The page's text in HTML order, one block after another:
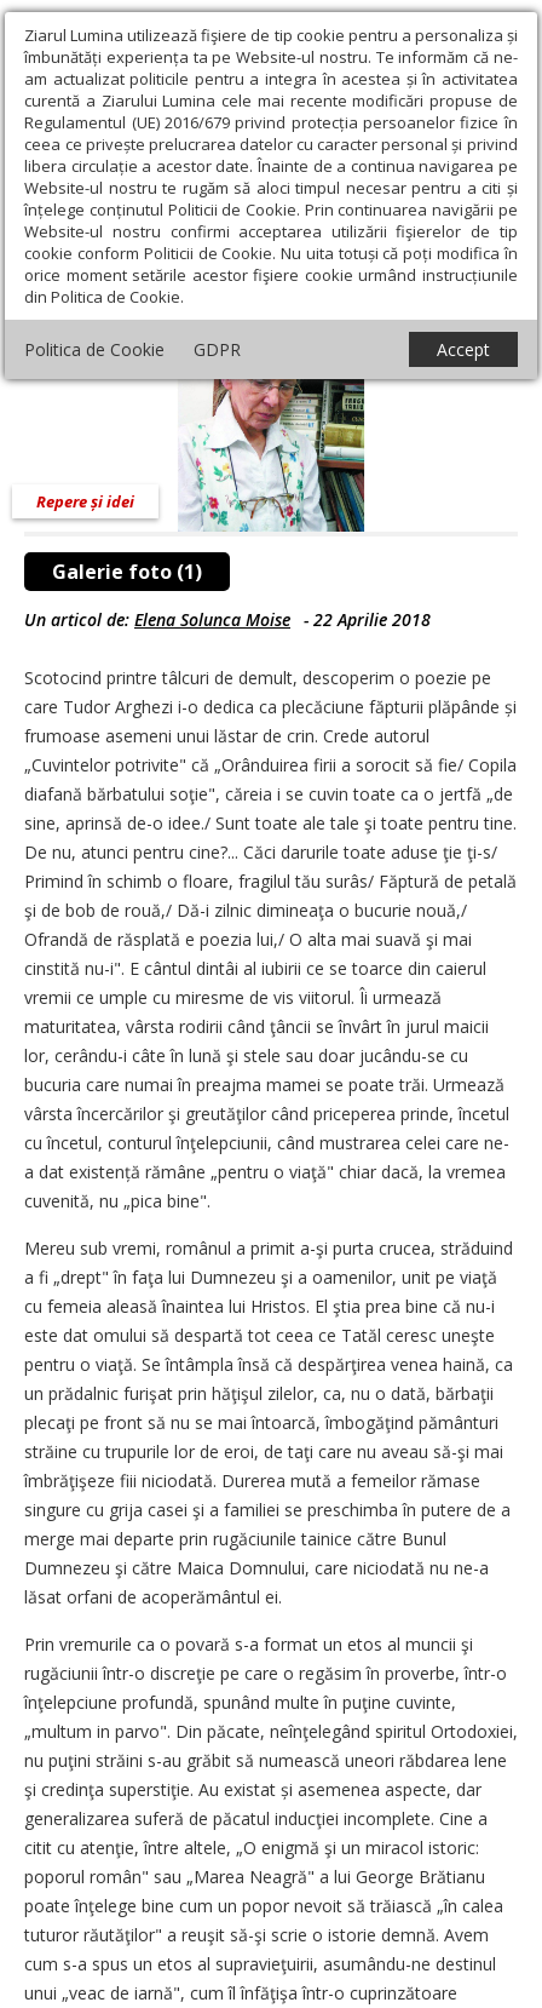
Ziarul Lumina utilizează fişiere de tip cookie pentru a personaliza și
îmbunătăți experiența ta pe Website-ul nostru. Te informăm că ne-
am actualizat politicile pentru a integra în acestea și în activitatea
curentă a Ziarului Lumina cele mai recente modificări propuse de
Regulamentul (UE) 2016/679 privind protecția persoanelor fizice în
ceea ce privește prelucrarea datelor cu caracter personal și privind
libera circulație a acestor date. Înainte de a continua navigarea pe
Website-ul nostru te rugăm să aloci timpul necesar pentru a citi și
înțelege conținutul Politicii de Cookie. Prin continuarea navigării pe
Website-ul nostru confirmi acceptarea utilizării fişierelor de tip
cookie conform Politicii de Cookie. Nu uita totuși că poți modifica în
orice moment setările acestor fişiere cookie urmând instrucțiunile
din Politica de Cookie.
Politica de Cookie GDPR Accept
Ziarul Lumina › Opinii › Repere și idei › „Orânduirea firii a
sorocit să fie…”
„Orânduirea firii a sorocit să fie…”
Galerie foto (1)
Repere și idei
Un articol de: Elena Solunca Moise - 22 Aprilie 2018
Scotocind printre tâlcuri de demult, descoperim o poezie pe
care Tudor Arghezi i-o dedica ca plecăciune făpturii plăpânde și
frumoase asemeni unui lăstar de crin. Crede autorul
„Cuvintelor potrivite" că „Orânduirea firii a sorocit să fie/ Copila
diafană bărbatului soţie", căreia i se cuvin toate ca o jertfă „de
sine, aprinsă de-o idee./ Sunt toate ale tale şi toate pentru tine.
De nu, atunci pentru cine?... Căci darurile toate aduse ţie ţi-s/
Primind în schimb o floare, fragilul tău surâs/ Făptură de petală
şi de bob de rouă,/ Dă-i zilnic dimineaţa o bucurie nouă,/
Ofrandă de răsplată e poezia lui,/ O alta mai suavă şi mai
cinstită nu-i". E cântul dintâi al iubirii ce se toarce din caierul
vremii ce umple cu miresme de vis viitorul. Îi urmează
maturitatea, vârsta rodirii când ţâncii se învârt în jurul maicii
lor, cerându-i câte în lună şi stele sau doar jucându-se cu
bucuria care numai în preajma mamei se poate trăi. Urmează
vârsta încercărilor şi greutăţilor când priceperea prinde, încetul
cu încetul, conturul înţelepciunii, când mustrarea celei care ne-
a dat existență rămâne „pentru o viaţă" chiar dacă, la vremea
cuvenită, nu „pica bine".
Mereu sub vremi, românul a primit a-şi purta crucea, străduind
a fi „drept" în faţa lui Dumnezeu şi a oamenilor, unit pe viaţă
cu femeia aleasă înaintea lui Hristos. El ştia prea bine că nu-i
este dat omului să despartă tot ceea ce Tatăl ceresc uneşte
pentru o viaţă. Se întâmpla însă că despărţirea venea haină, ca
un prădalnic furişat prin hăţişul zilelor, ca, nu o dată, bărbaţii
plecaţi pe front să nu se mai întoarcă, îmbogăţind pământuri
străine cu trupurile lor de eroi, de taţi care nu aveau să-şi mai
îmbrăţişeze fiii niciodată. Durerea mută a femeilor rămase
singure cu grija casei şi a familiei se preschimba în putere de a
merge mai departe prin rugăciunile tainice către Bunul
Dumnezeu şi către Maica Domnului, care niciodată nu ne-a
lăsat orfani de acoperământul ei.
Prin vremurile ca o povară s-a format un etos al muncii şi
rugăciunii într-o discreţie pe care o regăsim în proverbe, într-o
înţelepciune profundă, spunând multe în puţine cuvinte,
„multum in parvo". Din păcate, neînţelegând spiritul Ortodoxiei,
nu puţini străini s-au grăbit să numească uneori răbdarea lene
şi credinţa superstiţie. Au existat și asemenea aspecte, dar
generalizarea suferă de păcatul inducţiei incomplete. Cine a
citit cu atenţie, între altele, „O enigmă şi un miracol istoric:
poporul român" sau „Marea Neagră" a lui George Brătianu
poate înţelege bine cum un popor nevoit să trăiască „în calea
tuturor răutăţilor" a reuşit să-şi scrie o istorie demnă. Avem
cum s-a spus un etos al supravieţuirii, asu­mându-ne destinul
unui „veac de iarnă", cum îl înfăţişa într-o cuprinzătoare